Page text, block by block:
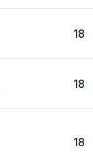
18
18
18